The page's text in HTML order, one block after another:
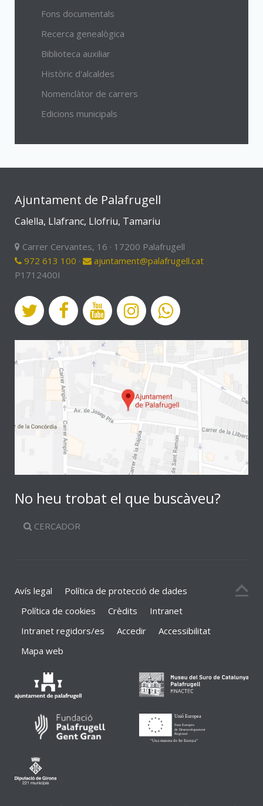
Fons documentals
Recerca genealògica
Biblioteca auxiliar
Històric d'alcaldes
Nomenclàtor de carrers
Edicions municipals
Ajuntament de Palafrugell
Calella, Llafranc, Llofriu, Tamariu
Carrer Cervantes, 16 · 17200 Palafrugell
972 613 100 ·
ajuntament@palafrugell.cat
P1712400I
No heu trobat el que buscàveu?
CERCADOR
Avís legal
Política de protecció de dades
Política de cookies
Crèdits
Intranet
Intranet regidors/es
Accedir
Accessibilitat
Mapa web